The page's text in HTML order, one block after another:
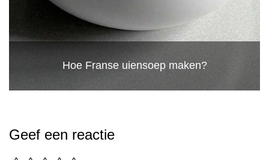
Hoe Franse uiensoep maken?
Geef een reactie